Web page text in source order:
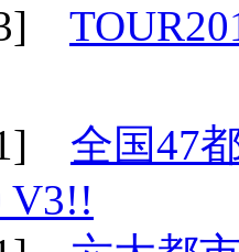
全国47
V3!!